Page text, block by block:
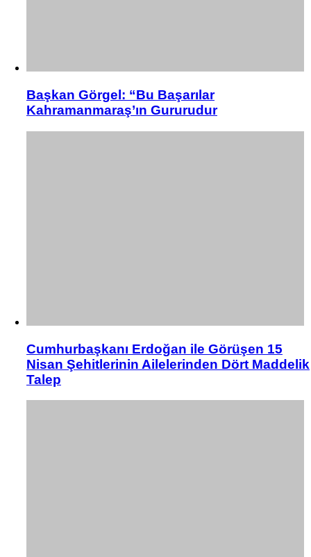
Başkan Görgel: “Bu Başarılar
Kahramanmaraş’ın Gururudur
Cumhurbaşkanı Erdoğan ile Görüşen 15
Nisan Şehitlerinin Ailelerinden Dört Maddelik
Talep